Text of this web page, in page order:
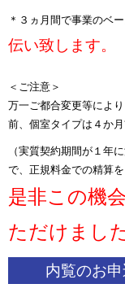
＊３ヵ月間で事業のベ
伝い致します。
＜ご注意＞
万一ご都合変更等によ
前、個室タイプは４か
（実質契約期間が１年
で、正規料金での精算
是非この機
ただけまし
内覧のお